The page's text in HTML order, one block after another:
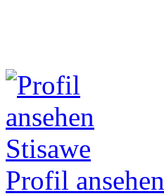
Stisawe
Profil ansehen